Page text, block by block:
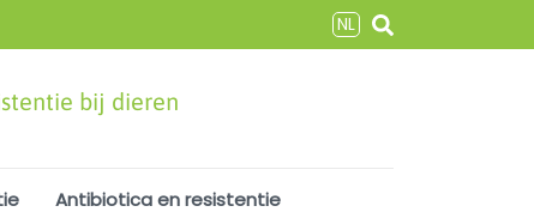
NL
bij dieren
Antibiotica en resistentie